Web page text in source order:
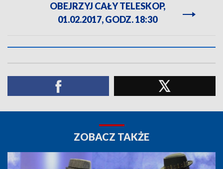
OBEJRZYJ CAŁY TELESKOP,
01.02.2017, GODZ. 18:30
ZOBACZ TAKŻE